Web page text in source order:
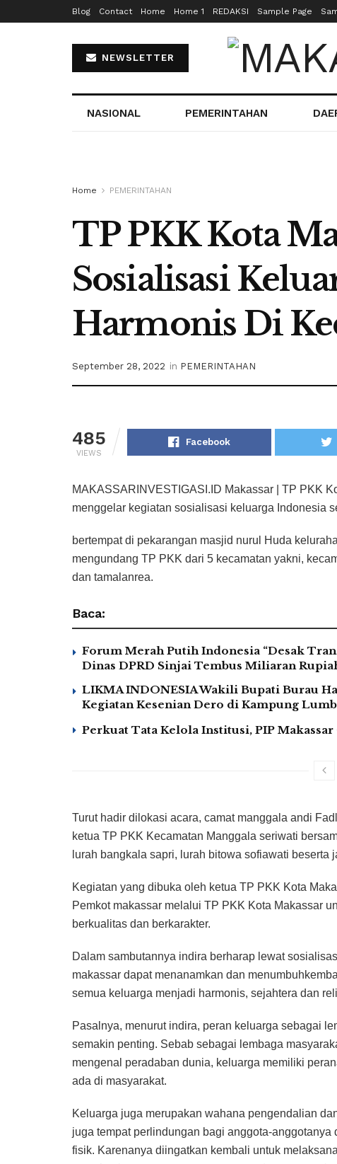
Blog Contact Home Home 1 REDAKSI Sample Page
NEWSLETTER
NASIONAL PEMERINTAHAN
Home PEMERINTAHAN
TP PKK Kota
Sosialisasi
Harmonis Di
September 28, 2022 in PEMERINTAHAN
485
VIEWS
Facebook
MAKASSARINVESTIGASI.ID Makassar | TP PKK
menggelar kegiatan sosialisasi keluarga Indonesia
bertempat di pekarangan masjid nurul Huda
mengundang TP PKK dari 5 kecamatan yakni,
dan tamalanrea.
Baca:
Forum Merah Putih Indonesia “Desak
Dinas DPRD Sinjai Tembus Miliaran
LIKMA INDONESIA Wakili Bupati Burau
Kegiatan Kesenian Dero di Kampung
Perkuat Tata Kelola Institusi, PIP
Turut hadir dilokasi acara, camat manggala andi
ketua TP PKK Kecamatan Manggala seriwati
lurah bangkala sapri, lurah bitowa sofiawati beserta
Kegiatan yang dibuka oleh ketua TP PKK Kota
Pemkot makassar melalui TP PKK Kota Makassar
berkualitas dan berkarakter.
Dalam sambutannya indira berharap lewat
makassar dapat menanamkan dan
semua keluarga menjadi harmonis, sejahtera dan
Pasalnya, menurut indira, peran keluarga sebagai
semakin penting. Sebab sebagai lembaga
mengenal peradaban dunia, keluarga memiliki
ada di masyarakat.
Keluarga juga merupakan wahana pengendalian
juga tempat perlindungan bagi anggota-
fisik. Karenanya diingatkan kembali untuk